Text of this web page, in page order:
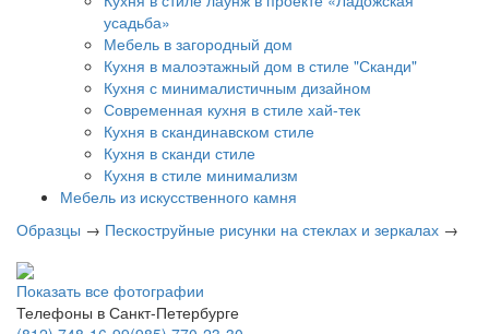
усадьба»
Мебель в загородный дом
Кухня в малоэтажный дом в стиле "Сканди"
Кухня с минималистичным дизайном
Современная кухня в стиле хай-тек
Кухня в скандинавском стиле
Кухня в сканди стиле
Кухня в стиле минимализм
Мебель из искусственного камня
Образцы → Пескоструйные рисунки на стеклах и зеркалах →
Показать все фотографии
Телефоны в Санкт-Петербурге